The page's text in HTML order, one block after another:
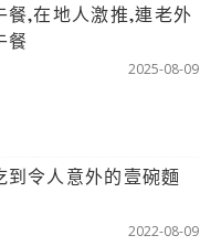
餐,在地人激推,連老外
餐
2025-08-09
到令人意外的壹碗麵
2022-08-09